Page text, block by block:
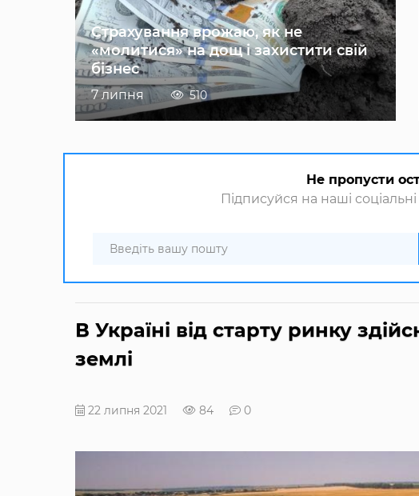
Страхування врожаю, як не
«молитися» на дощ і захистити свій
бізнес
7 липня 510
Не пропусти
Підписуйся на наші
В Україні від старту ринку
землі
22 липня 2021 84 0